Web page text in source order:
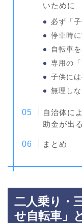
いために
必ず「
停車時
自転車
専用の
子供に
無理しな
自治体に
助金が出る
まとめ
二人乗り・
せ自転車」